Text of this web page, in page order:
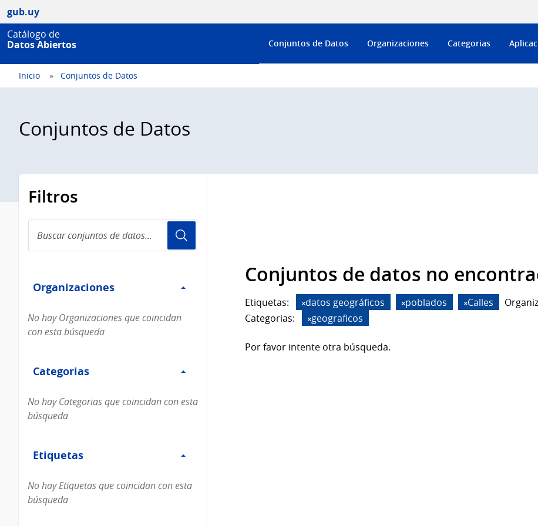
gub.uy
Catálogo de
Datos Abiertos
Conjuntos de Datos Organizaciones Categorias
Inicio Conjuntos de Datos
Conjuntos de Datos
Filtros
conjuntos
de
Organizaciones
Organizaciones
No hay Organizaciones que coincidan
con esta búsqueda
Categorias
Categorias
No hay Categorias que coincidan con esta
búsqueda
Etiquetas
Etiquetas
No hay Etiquetas que coincidan con esta
búsqueda
Conjuntos de datos no
Etiquetas: datos geográficos poblados Calles
Categorias:
geograficos
Por favor intente otra búsqueda.